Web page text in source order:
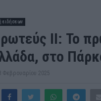
ειδήσεων
II: Το
στο
Φεβρουαρίου 2025